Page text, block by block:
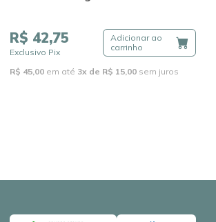
R$ 42,75
Exclusivo Pix
Adicionar ao
carrinho
R$ 45,00 em até 3x de R$ 15,00 sem juros